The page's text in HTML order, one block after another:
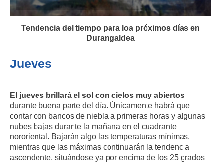
Tendencia del tiempo para loa próximos días en
Durangaldea
Jueves
El jueves brillará el sol con cielos muy abiertos
durante buena parte del día. Únicamente habrá que
contar con bancos de niebla a primeras horas y algunas
nubes bajas durante la mañana en el cuadrante
nororiental. Bajarán algo las temperaturas mínimas,
mientras que las máximas continuarán la tendencia
ascendente, situándose ya por encima de los 25 grados